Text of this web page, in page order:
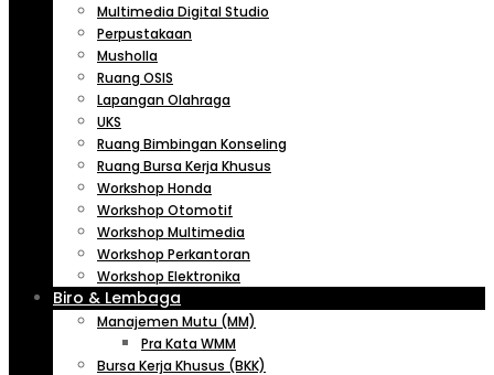
Multimedia Digital Studio
Perpustakaan
Musholla
Ruang OSIS
Lapangan Olahraga
UKS
Ruang Bimbingan Konseling
Ruang Bursa Kerja Khusus
Workshop Honda
Workshop Otomotif
Workshop Multimedia
Workshop Perkantoran
Workshop Elektronika
Biro & Lembaga
Manajemen Mutu (MM)
Pra Kata WMM
Bursa Kerja Khusus (BKK)